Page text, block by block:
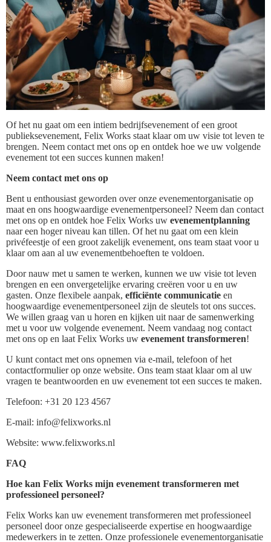
Of het nu gaat om een intiem bedrijfsevenement of een groot
publieksevenement, Felix Works staat klaar om uw visie tot leven te
brengen. Neem contact met ons op en ontdek hoe we uw volgende
evenement tot een succes kunnen maken!
Neem contact met ons op
Bent u enthousiast geworden over onze evenementorganisatie op
maat en ons hoogwaardige evenementpersoneel? Neem dan contact
met ons op en ontdek hoe Felix Works uw evenementplanning
naar een hoger niveau kan tillen. Of het nu gaat om een klein
privéfeestje of een groot zakelijk evenement, ons team staat voor u
klaar om aan al uw evenementbehoeften te voldoen.
Door nauw met u samen te werken, kunnen we uw visie tot leven
brengen en een onvergetelijke ervaring creëren voor u en uw
gasten. Onze flexibele aanpak, efficiënte communicatie en
hoogwaardige evenementpersoneel zijn de sleutels tot ons succes.
We willen graag van u horen en kijken uit naar de samenwerking
met u voor uw volgende evenement. Neem vandaag nog contact
met ons op en laat Felix Works uw evenement transformeren!
U kunt contact met ons opnemen via e-mail, telefoon of het
contactformulier op onze website. Ons team staat klaar om al uw
vragen te beantwoorden en uw evenement tot een succes te maken.
Telefoon: +31 20 123 4567
E-mail: info@felixworks.nl
Website: www.felixworks.nl
FAQ
Hoe kan Felix Works mijn evenement transformeren met
professioneel personeel?
Felix Works kan uw evenement transformeren met professioneel
personeel door onze gespecialiseerde expertise en hoogwaardige
medewerkers in te zetten. Onze professionele evenementorganisatie